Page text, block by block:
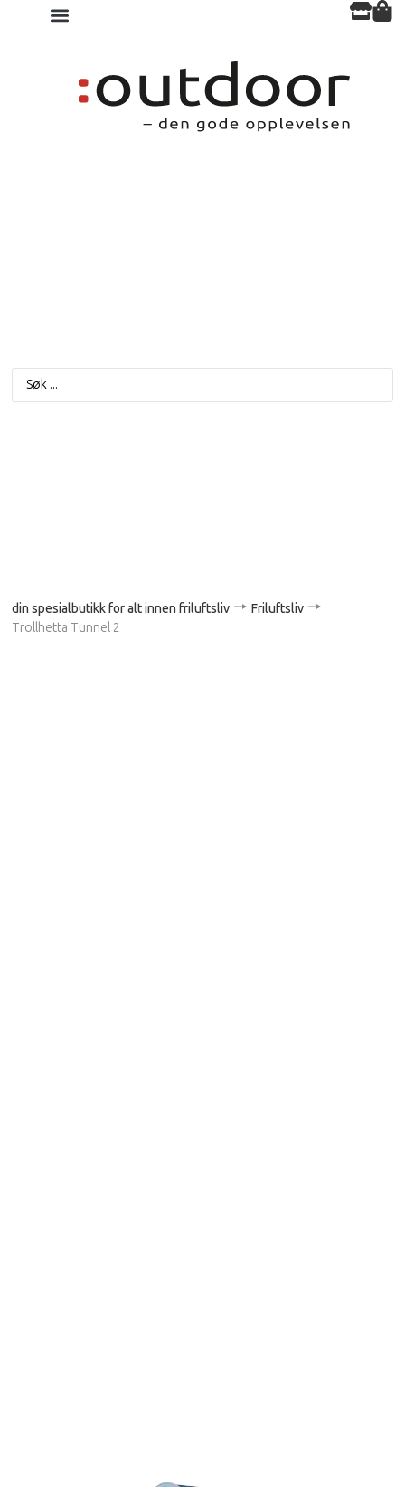
din spesialbutikk for alt innen friluftsliv
Friluftsliv
Trollhetta Tunnel 2